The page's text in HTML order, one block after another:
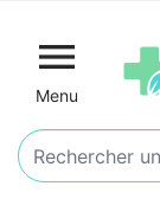

Menu